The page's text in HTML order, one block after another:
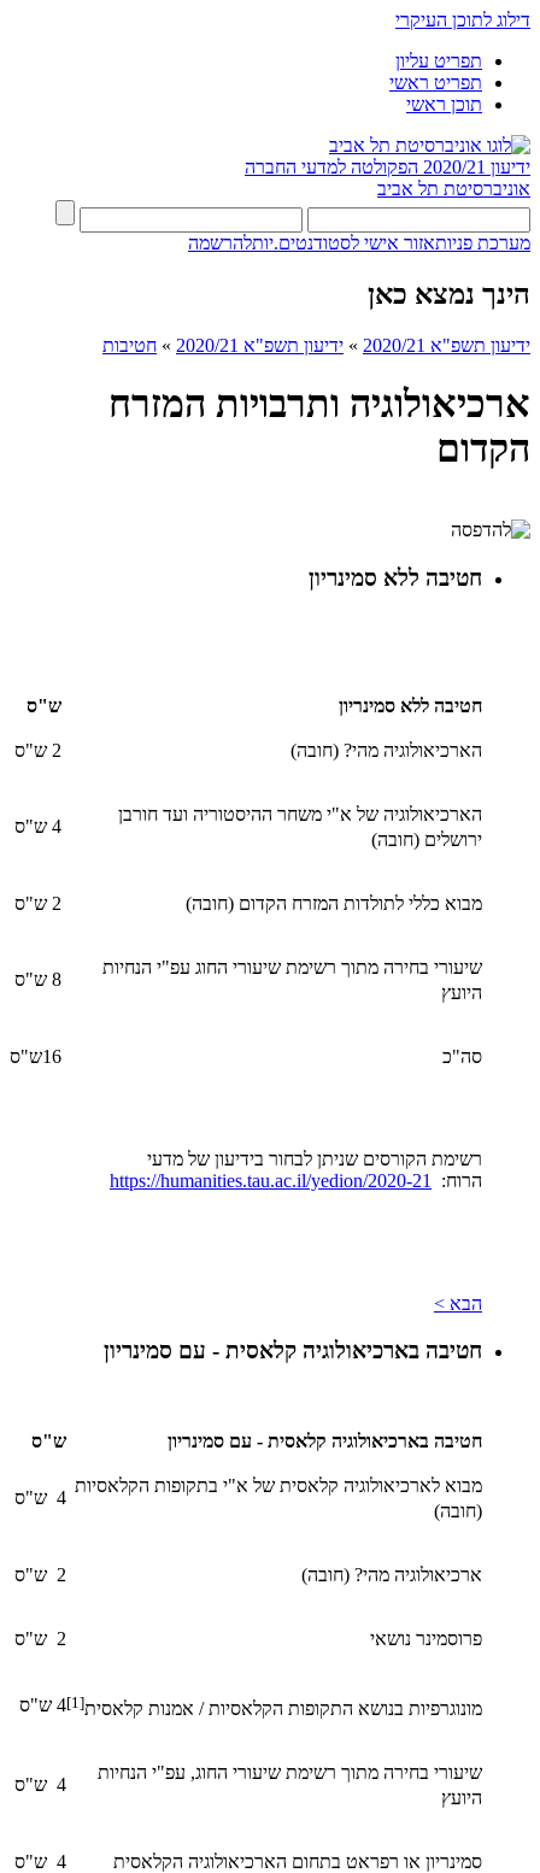
דילוג לתוכן העיקרי
תפריט עליון
תפריט ראשי
תוכן ראשי
ידיעון 2020/21
הפקולטה למדעי החברה
אוניברסיטת תל אביב
מערכת פניותאזור אישי לסטודנטים.יותלהרשמה
הינך נמצא כאן
ידיעון תשפ"א 2020/21 » ידיעון תשפ"א 2020/21 » חטיבות
ארכיאולוגיה ותרבויות המזרח
הקדום
חטיבה ללא סמינריון
חטיבה ללא סמינריון ש"ס
הארכיאולוגיה מהי? (חובה) 2 ש"ס
הארכיאולוגיה של א"י משחר ההיסטוריה ועד חורבן
ירושלים (חובה)
4 ש"ס
מבוא כללי לתולדות המזרח הקדום (חובה) 2 ש"ס
שיעורי בחירה מתוך רשימת שיעורי החוג עפ"י הנחיות
היועץ
8 ש"ס
סה"כ 16ש"ס
רשימת הקורסים שניתן לבחור בידיעון של מדעי
הרוח: https://humanities.tau.ac.il/yedion/2020-21
הבא >
חטיבה בארכיאולוגיה קלאסית - עם סמינריון
חטיבה בארכיאולוגיה קלאסית - עם סמינריון ש"ס
מבוא לארכיאולוגיה קלאסית של א"י בתקופות הקלאסיות
(חובה)
4 ש"ס
ארכיאולוגיה מהי? (חובה) 2 ש"ס
פרוסמינר נושאי 2 ש"ס
מונוגרפיות בנושא התקופות הקלאסיות / אמנות קלאסית[1] 4 ש"ס
שיעורי בחירה מתוך רשימת שיעורי החוג, עפ"י הנחיות
היועץ
4 ש"ס
סמינריון או רפראט בתחום הארכיאולוגיה הקלאסית 4 ש"ס